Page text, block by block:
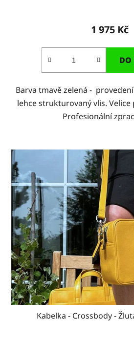
1 975 Kč
DO
Barva tmavě zelená -
lehce strukturovaný vlis.
Profesionální
Kabelka - Crossbody -